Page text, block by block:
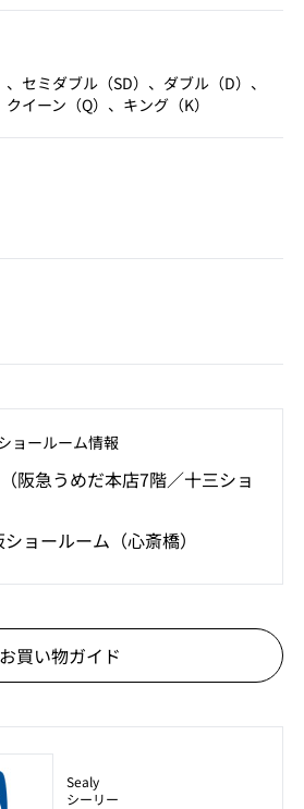
セミダブル（SD）、ダブル（D）、
イーン（Q）、キング（K）
ョールーム情報
阪急うめだ本店7階／十三ショ
ョールーム（心斎橋）
お買い物ガイド
Sealy
シーリー